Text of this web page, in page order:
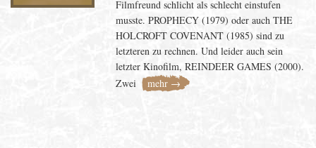
Filmfreund schlicht als schlecht einstufen
musste. PROPHECY (1979) oder auch THE
HOLCROFT COVENANT (1985) sind zu
letzteren zu rechnen. Und leider auch sein
letzter Kinofilm, REINDEER GAMES (2000).
Zwei
mehr →